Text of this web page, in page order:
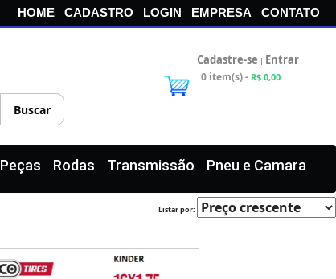
HOME CADASTRO LOGIN EMPRESA CONTATO
Cadastre-se | Entrar
0 item(s) - R$ 0,00
Peças Rodas Transmissão Pneu e Camara
Listar por: